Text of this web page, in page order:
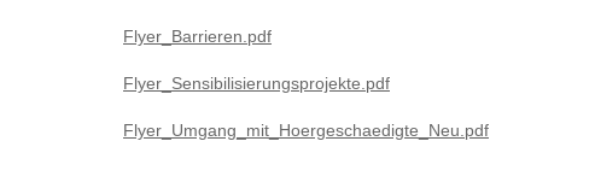
Flyer_Barrieren.pdf
Flyer_Sensibilisierungsprojekte.pdf
Flyer_Umgang_mit_Hoergeschaedigte_Neu.pdf